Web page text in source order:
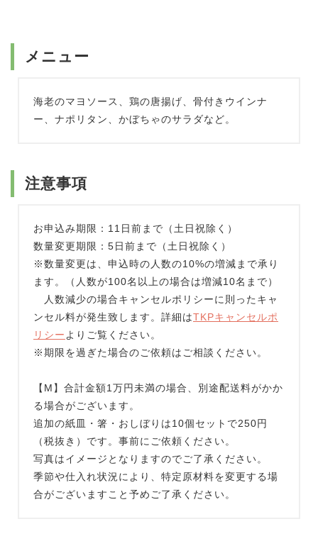
メニュー
海老のマヨソース、鶏の唐揚げ、骨付きウインナ
ー、ナポリタン、かぼちゃのサラダなど。
注意事項
お申込み期限：11日前まで（土日祝除く）
数量変更期限：5日前まで（土日祝除く）
※数量変更は、申込時の人数の10%の増減まで承り
ます。（人数が100名以上の場合は増減10名まで）
人数減少の場合キャンセルポリシーに則ったキャ
ンセル料が発生致します。詳細はTKPキャンセルポ
リシー よりご覧ください。
※期限を過ぎた場合のご依頼はご相談ください。
【M】合計金額1万円未満の場合、別途配送料がかか
る場合がございます。
追加の紙皿・箸・おしぼりは10個セットで250円
（税抜き）です。事前にご依頼ください。
写真はイメージとなりますのでご了承ください。
季節や仕入れ状況により、特定原材料を変更する場
合がございますこと予めご了承ください。